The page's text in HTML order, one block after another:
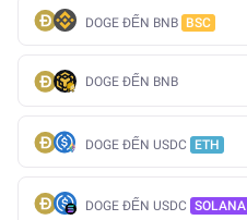
DOGE ĐẾN BNB BSC
DOGE ĐẾN BNB
DOGE ĐẾN USDC ETH
DOGE ĐẾN USDC SOLANA